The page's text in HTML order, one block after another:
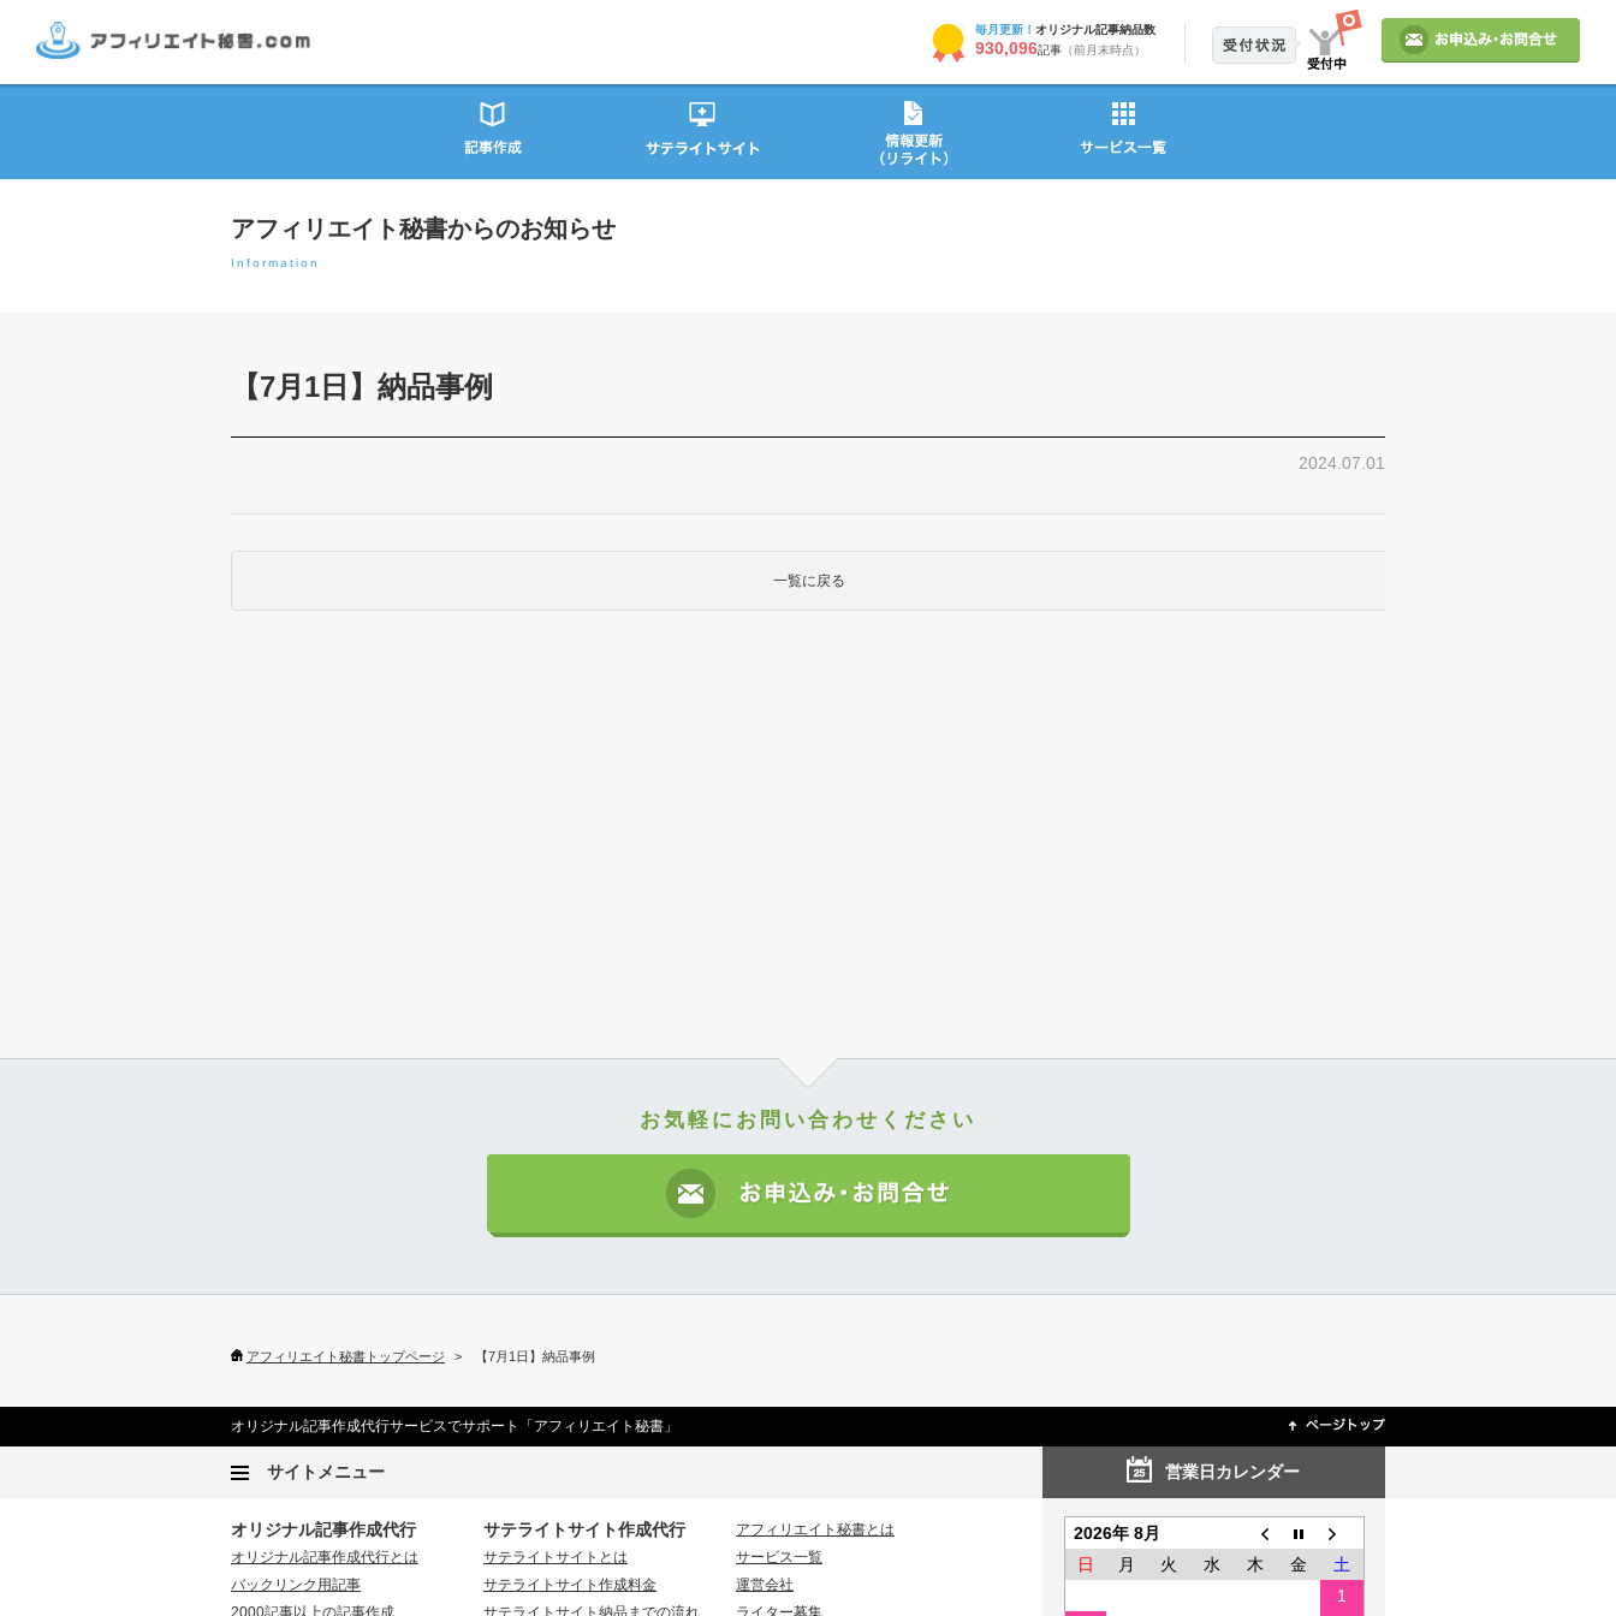
毎月更新！ オリジナル記事納品数
930,096記事 （前月末時点）
アフィリエイト秘書からのお知らせ
Information
【7月1日】納品事例
2024.07.01
一覧に戻る
お気軽にお問い合わせください
アフィリエイト秘書トップページ 【7月1日】納品事例
オリジナル記事作成代行サービスでサポート「アフィリエイト秘書」
サイトメニュー
オリジナル記事作成代行
オリジナル記事作成代行とは
バックリンク用記事
2000記事以上の記事作成
サテライトサイト作成代行
サテライトサイトとは
サテライトサイト作成料金
サテライトサイト納品までの流れ
アフィリエイト秘書とは
サービス一覧
運営会社
ライター募集
営業日カレンダー
2026年 8月
日
月 火 水 木 金
土
1